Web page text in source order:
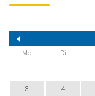
Mo Di
3
4